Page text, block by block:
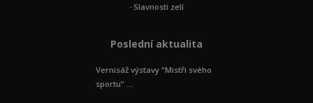
Slavnosti zelí
Poslední aktualita
Vernisáž výstavy “Mistři svého
sportu” ...